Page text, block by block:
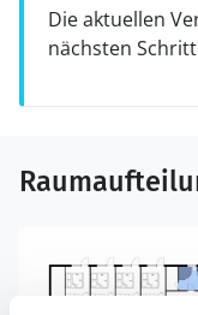
Die aktuellen
nächsten